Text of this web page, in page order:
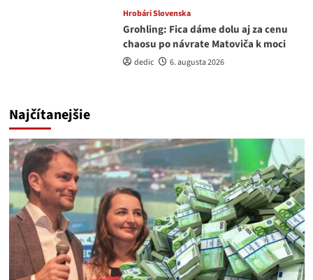
Hrobári Slovenska
Grohling: Fica dáme dolu aj za cenu
chaosu po návrate Matoviča k moci
dedic 6. augusta 2026
Najčítanejšie